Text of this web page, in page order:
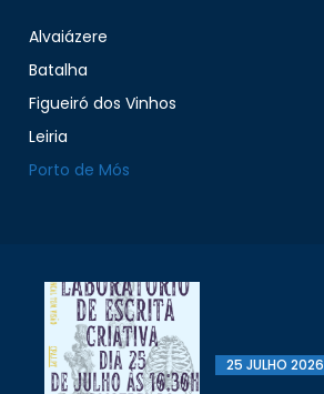
Alvaiázere
Batalha
Figueiró dos Vinhos
Leiria
Porto de Mós
25 JULHO 2026